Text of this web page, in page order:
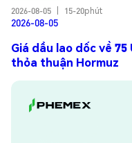
2026-08-05
15-20phút
2026-08-05
Giá dầu lao dốc về
thỏa thuận Hormuz